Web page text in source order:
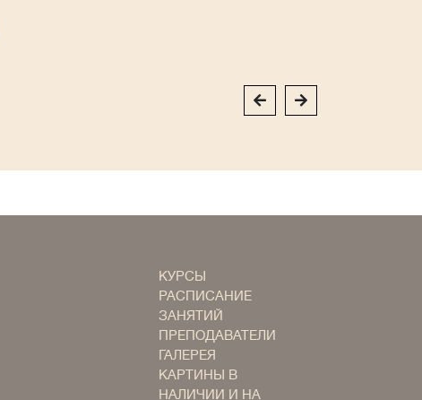
КУРСЫ
РАСПИСАНИЕ
ЗАНЯТИЙ
ПРЕПОДАВАТЕЛИ
ГАЛЕРЕЯ
КАРТИНЫ В
НАЛИЧИИ И НА